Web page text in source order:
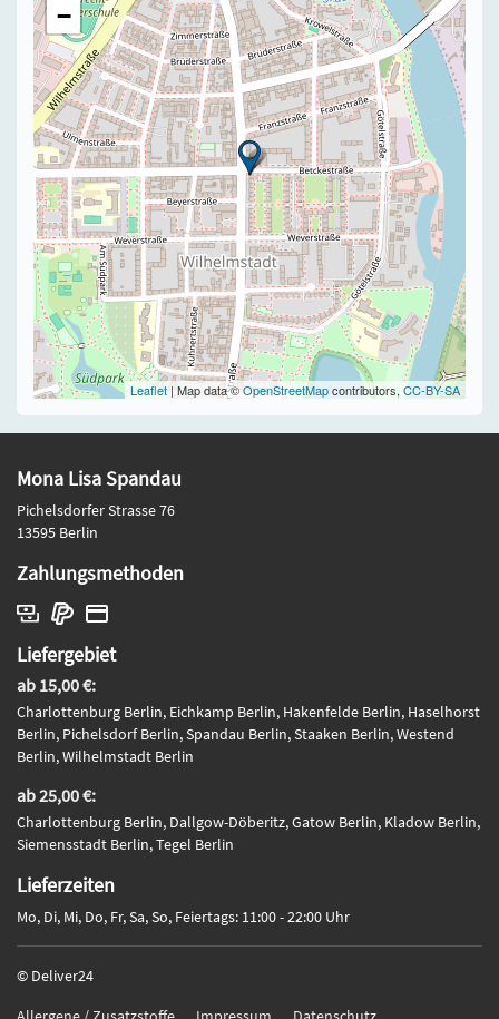
−
Leaflet | Map data ©OpenStreetMapcontributors,CC-BY-SA
Mona Lisa Spandau
Pichelsdorfer Strasse 76
13595 Berlin
Zahlungsmethoden
Liefergebiet
ab 15,00 €:
Charlottenburg Berlin, Eichkamp Berlin, Hakenfelde Berlin, Haselhorst
Berlin, Pichelsdorf Berlin, Spandau Berlin, Staaken Berlin, Westend
Berlin, Wilhelmstadt Berlin
ab 25,00 €:
Charlottenburg Berlin, Dallgow-Döberitz, Gatow Berlin, Kladow Berlin,
Siemensstadt Berlin, Tegel Berlin
Lieferzeiten
Mo, Di, Mi, Do, Fr, Sa, So, Feiertags: 11:00 - 22:00 Uhr
© Deliver24